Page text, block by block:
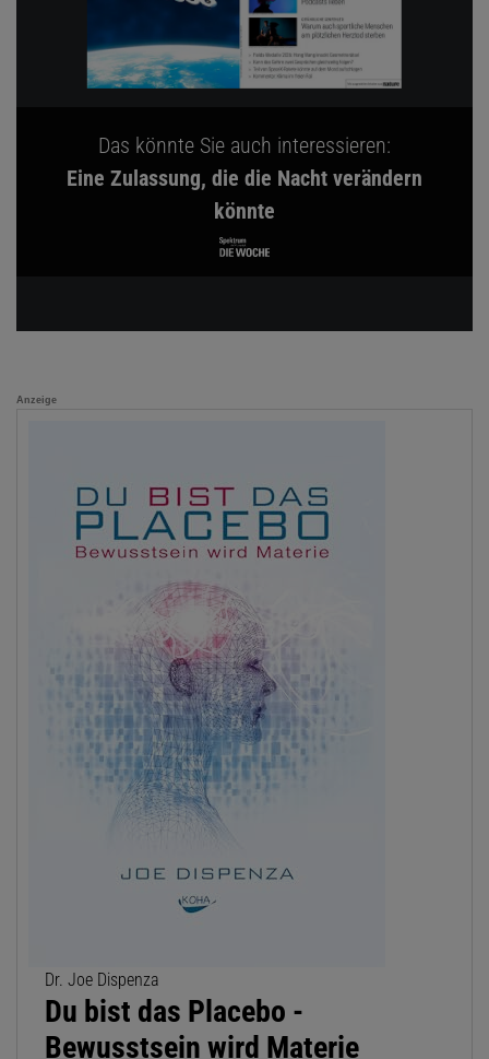
Das könnte Sie auch interessieren:
Eine Zulassung, die die Nacht verändern
könnte
Anzeige
Dr. Joe Dispenza
Du bist das Placebo -
Bewusstsein wird Materie